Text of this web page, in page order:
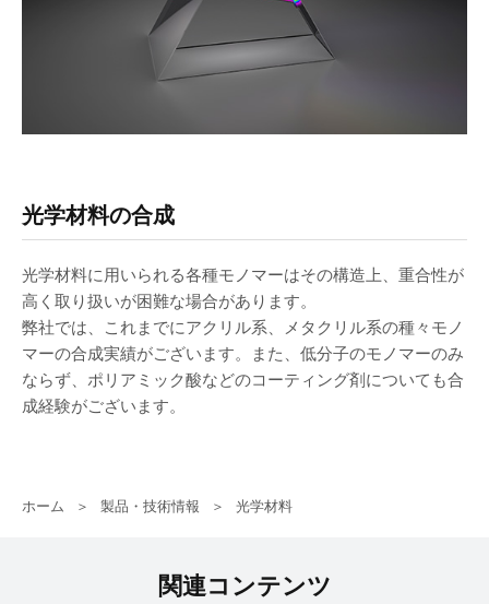
光学材料の合成
光学材料に用いられる各種モノマーはその構造上、重合性が
高く取り扱いが困難な場合があります。
弊社では、これまでにアクリル系、メタクリル系の種々モノ
マーの合成実績がございます。また、低分子のモノマーのみ
ならず、ポリアミック酸などのコーティング剤についても合
成経験がございます。
ホーム 製品・技術情報 光学材料
関連コンテンツ